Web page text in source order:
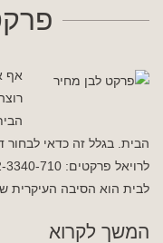
אף
הבית. בגלל זה כדאי לבחור
לבית הוא הסיבה העיקרית
המשך לקרוא